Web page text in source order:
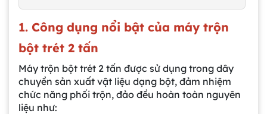
1. Công dụng nổi bật của máy trộn
bột trét 2 tấn
Máy trộn bột trét 2 tấn được sử dụng trong dây
chuyền sản xuất vật liệu dạng bột, đảm nhiệm
chức năng phối trộn, đảo đều hoàn toàn nguyên
liệu như: